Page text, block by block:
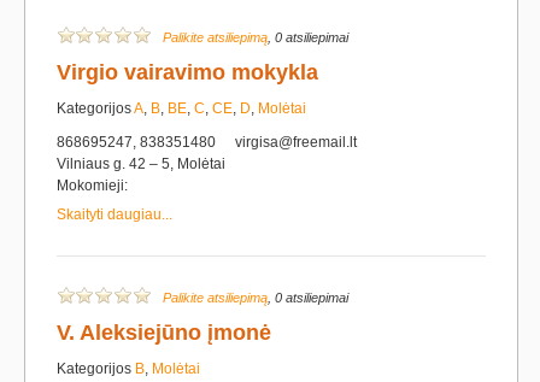
Palikite atsiliepimą , 0 atsiliepimai
Virgio vairavimo mokykla
KategorijosA, B, BE, C, CE, D, Molėtai
868695247, 838351480
virgisa@freemail.lt
Vilniaus g. 42 – 5, Molėtai
Mokomieji:
Skaityti daugiau...
Palikite atsiliepimą , 0 atsiliepimai
V. Aleksiejūno įmonė
Kategorijos B, Molėtai